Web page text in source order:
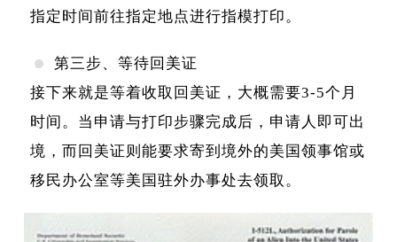
指定时间前往指定地点进行指模打印。
第三步、等待回美证
接下来就是等着收取回美证，大概需要3-5个月
时间。当申请与打印步骤完成后，申请人即可出
境，而回美证则能要求寄到境外的美国领事馆或
移民办公室等美国驻外办事处去领取。